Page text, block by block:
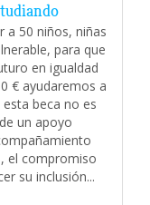
a 50 niños, niñas
para que
en igualdad
€ ayudaremos a
beca no es
un apoyo
el compromiso
su inclusión...